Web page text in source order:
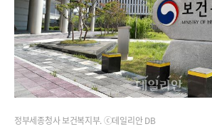
정부세종청사 보건복지부. ⓒ데일리안 DB